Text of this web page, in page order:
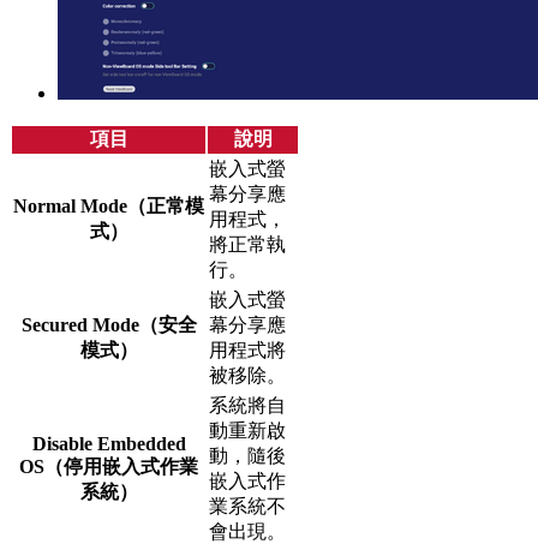
項目 說明
Normal Mode（正常模
式）
嵌入式螢
幕分享應
用程式，
將正常執
行。
Secured Mode（安全
模式）
嵌入式螢
幕分享應
用程式將
被移除。
Disable Embedded
OS（停用嵌入式作業
系統）
系統將自
動重新啟
動，隨後
嵌入式作
業系統不
會出現。